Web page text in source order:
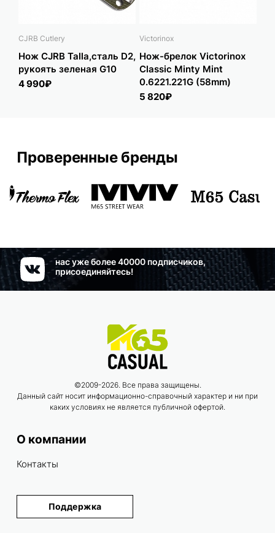
CJRB Cutlery
Нож CJRB Talla,сталь D2,
рукоять зеленая G10
4 990₽
Victorinox
Нож-брелок Victorinox
Classic Minty Mint
0.6221.221G (58mm)
5 820₽
Проверенные бренды
нас уже более 40000 подписчиков,
присоединяйтесь!
©2009-2026. Все права защищены.
Данный сайт носит информационно-справочный характер и ни при
каких условиях не является публичной офертой.
О компании
Контакты
Поддержка